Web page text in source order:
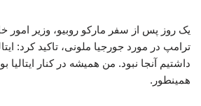
یک روز پس از سفر مارکو روبیو، وزیر امور
ترامپ در مورد جورجیا ملونی، تاکید کرد:
داشتیم آنجا نبود. من همیشه در کنار ایتالیا
همینطور.